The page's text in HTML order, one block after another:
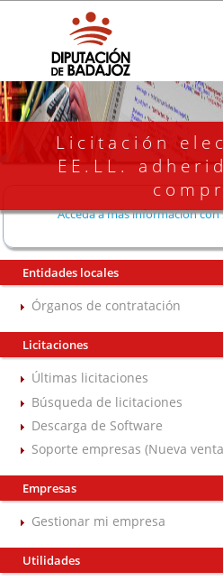
Licitación
EE.LL.
Acceda a más información
Entidades locales
Órganos de contratación
Licitaciones
Últimas licitaciones
Búsqueda de licitaciones
Descarga de Software
Soporte empresas (Nueva
Empresas
Gestionar mi empresa
Utilidades